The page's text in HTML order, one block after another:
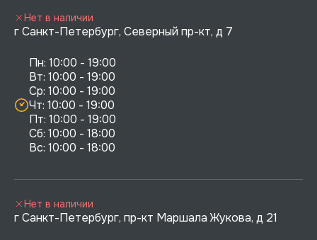
г Санкт-Петербург, Северный пр-кт, д 7
Пн: 10:00 - 19:00
Вт: 10:00 - 19:00
Ср: 10:00 - 19:00
Чт: 10:00 - 19:00
Пт: 10:00 - 19:00
Сб: 10:00 - 18:00
Нет в наличии
г Санкт-Петербург, пр-кт Маршала Жукова, д 21
Нет в наличии